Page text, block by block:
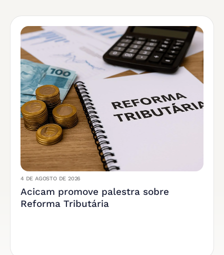
4 DE AGOSTO DE 2026
Acicam promove palestra sobre
Reforma Tributária